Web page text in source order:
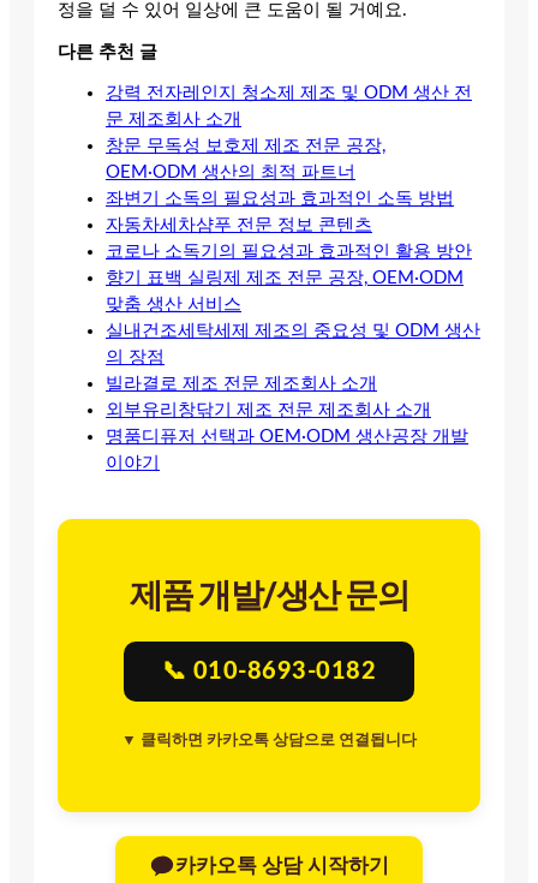
정을 덜 수 있어 일상에 큰 도움이 될 거예요.
다른 추천 글
강력 전자레인지 청소제 제조 및 ODM 생산 전
문 제조회사 소개
창문 무독성 보호제 제조 전문 공장,
OEM·ODM 생산의 최적 파트너
좌변기 소독의 필요성과 효과적인 소독 방법
자동차세차샴푸 전문 정보 콘텐츠
코로나 소독기의 필요성과 효과적인 활용 방안
향기 표백 실링제 제조 전문 공장, OEM·ODM
맞춤 생산 서비스
실내건조세탁세제 제조의 중요성 및 ODM 생산
의 장점
빌라결로 제조 전문 제조회사 소개
외부유리창닦기 제조 전문 제조회사 소개
명품디퓨저 선택과 OEM·ODM 생산공장 개발
이야기
제품 개발/생산 문의
📞 010-8693-0182
▼ 클릭하면 카카오톡 상담으로 연결됩니다
카카오톡 상담 시작하기